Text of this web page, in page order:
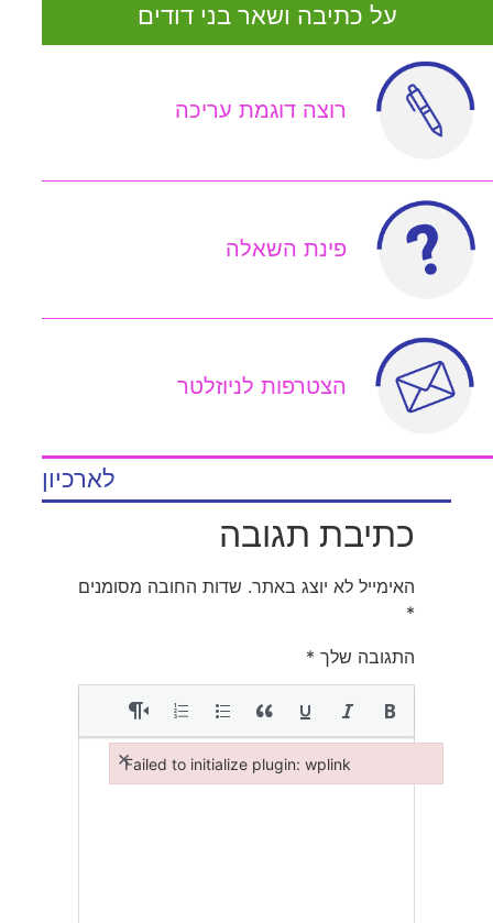
על כתיבה ושאר בני דודים
רוצה דוגמת עריכה
פינת השאלה
הצטרפות לניוזלטר
לארכיון
כתיבת תגובה
האימייל לא יוצג באתר. שדות החובה מסומנים
*
התגובה שלך *
Failed to initialize plugin: wplink
×
Failed to initialize plugin: wplink